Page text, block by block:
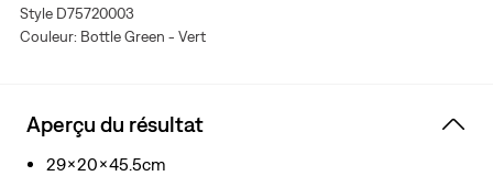
compartiments de rangement et porte-stylos
Empiècement rembourré au dos et bretelles réglables
Style D75720003
Couleur: Bottle Green - Vert
Aperçu du résultat
29x20x45.5cm